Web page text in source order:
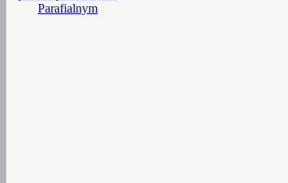
Parafialnym